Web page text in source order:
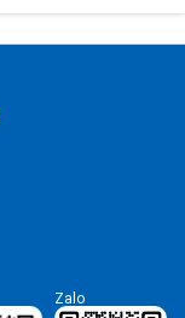
Zalo